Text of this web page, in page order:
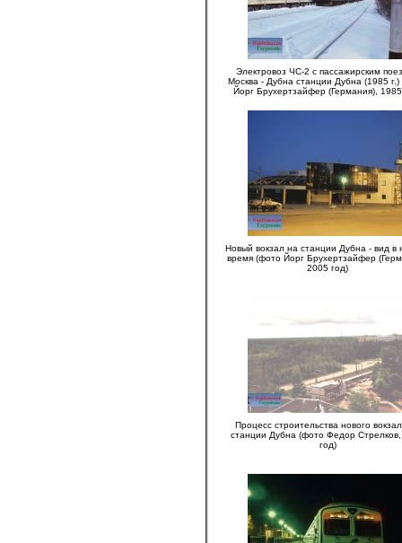
Электровоз ЧС-2 с пассажирским
Москва - Дубна станции Дубна (1985
Йорг Брухертзайфер (Германия),
Новый вокзал на станции Дубна - вид в
время (фото Йорг Брухертзайфер
2005 год)
Процесс строительства нового
станции Дубна (фото Федор
год)